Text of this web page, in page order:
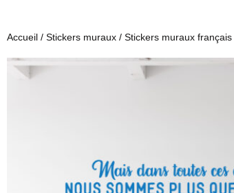
Accueil / Stickers muraux / Stickers muraux français